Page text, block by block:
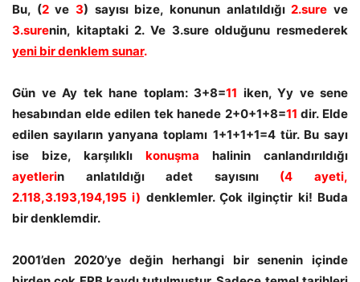
Bu, (2ve3) sayısı bize, konunun anlatıldığı 2.sure ve
3.surenin, kitaptaki 2. Ve 3.sure olduğunu resmederek
yeni bir denklem sunar.
Gün ve Ay tek hane toplam: 3+8=11 iken, Yy ve sene
hesabından elde edilen tek hanede 2+0+1+8=11 dir. Elde
edilen sayıların yanyana toplamı 1+1+1+1=4 tür. Bu sayı
ise bize, karşılıklı konuşma halinin canlandırıldığı
ayetlerin anlatıldığı adet sayısını (4 ayeti,
2.118,3.193,194,195 i) denklemler. Çok ilginçtir ki! Buda
bir denklemdir.
2001’den 2020’ye değin herhangi bir senenin içinde